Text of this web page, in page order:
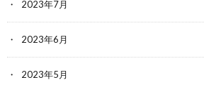
2023年7月
2023年6月
2023年5月